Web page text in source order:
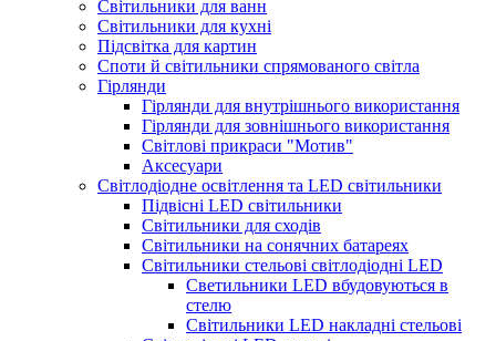
Світильники для ванн
Світильники для кухні
Підсвітка для картин
Споти й світильники спрямованого світла
Гірлянди
Гірлянди для внутрішнього використання
Гірлянди для зовнішнього використання
Світлові прикраси "Мотив"
Аксесуари
Світлодіодне освітлення та LED світильники
Підвісні LED світильники
Світильники для сходів
Світильники на сонячних батареях
Світильники стельові світлодіодні LED
Cветильники LED вбудовуються в
стелю
Світильники LED накладні стельові